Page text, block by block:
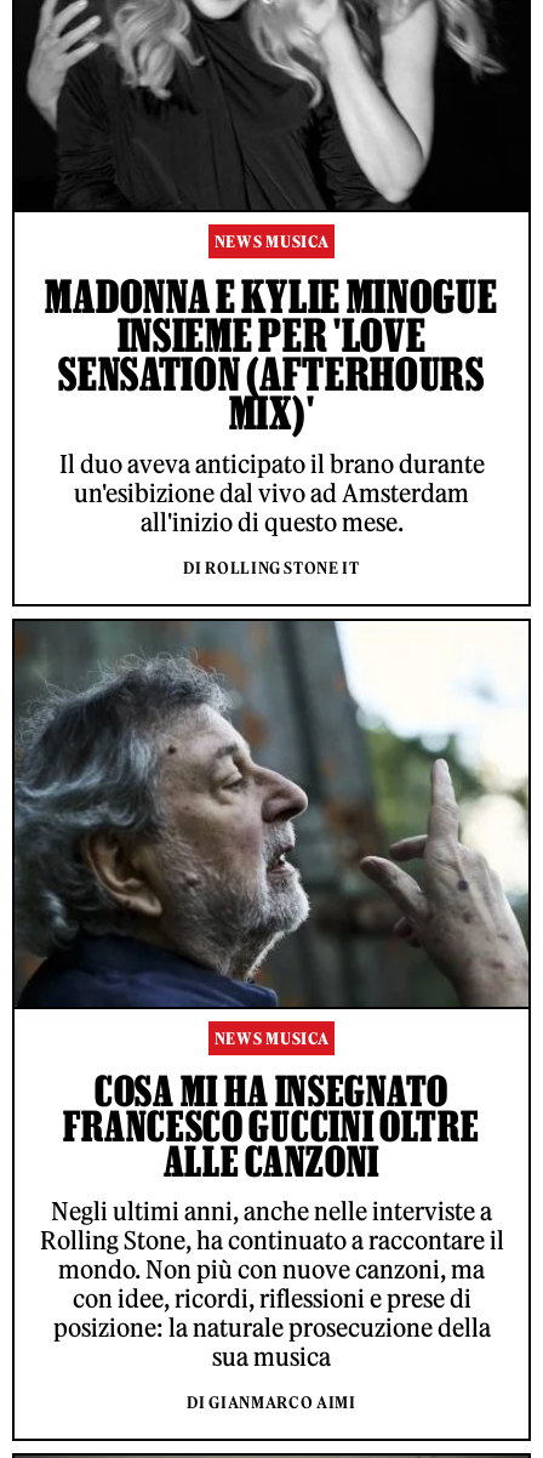
NEWS MUSICA
MADONNA E KYLIE MINOGUE
INSIEME PER 'LOVE
SENSATION (AFTERHOURS
MIX)'
Il duo aveva anticipato il brano durante
un'esibizione dal vivo ad Amsterdam
all'inizio di questo mese.
DI ROLLING STONE IT
NEWS MUSICA
COSA MI HA INSEGNATO
FRANCESCO GUCCINI OLTRE
ALLE CANZONI
Negli ultimi anni, anche nelle interviste a
Rolling Stone, ha continuato a raccontare il
mondo. Non più con nuove canzoni, ma
con idee, ricordi, riflessioni e prese di
posizione: la naturale prosecuzione della
sua musica
DI GIANMARCO AIMI